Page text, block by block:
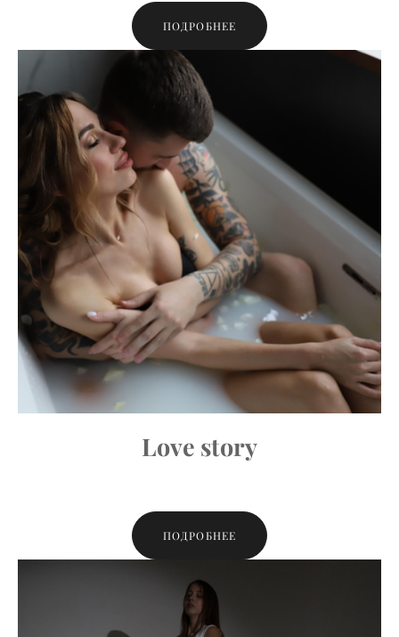
ПОДРОБНЕЕ
Love story
ПОДРОБНЕЕ